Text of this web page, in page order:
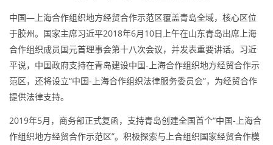
中国—上海合作组织地方经贸合作示范区覆盖青岛全域，核心区位
于胶州。国家主席习近平2018年6月10日上午在山东青岛出席上海
合作组织成员国元首理事会第十八次会议，并发表重要讲话。习近
平说，中国政府支持在青岛建设中国-上海合作组织地方经贸合作示
范区，还将设立“中国-上海合作组织法律服务委员会”，为经贸合作
提供法律支持。
2019年5月，商务部正式复函，支持青岛创建全国首个“中国-上海合
作组织地方经贸合作示范区”。积极探索与上合组织国家经贸合作模